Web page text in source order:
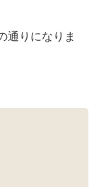
通りになりま